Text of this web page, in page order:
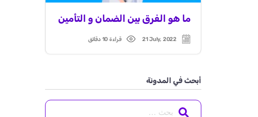
ما هو الفرق بين الضمان و التأمين
Post
21 July, 2022
Read
قراءة 10 دقائق
أبحث في المدونة
Search